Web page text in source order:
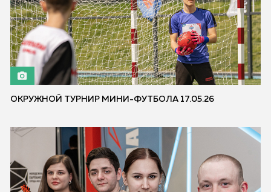
ОКРУЖНОЙ ТУРНИР МИНИ-ФУТБОЛА 17.05.26